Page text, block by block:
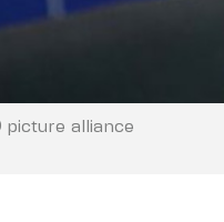
picture alliance